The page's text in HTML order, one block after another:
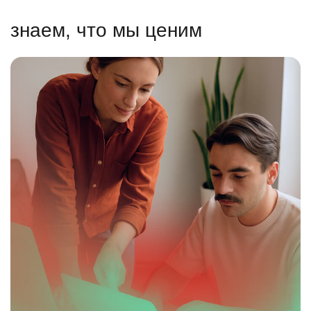
знаем, что мы ценим